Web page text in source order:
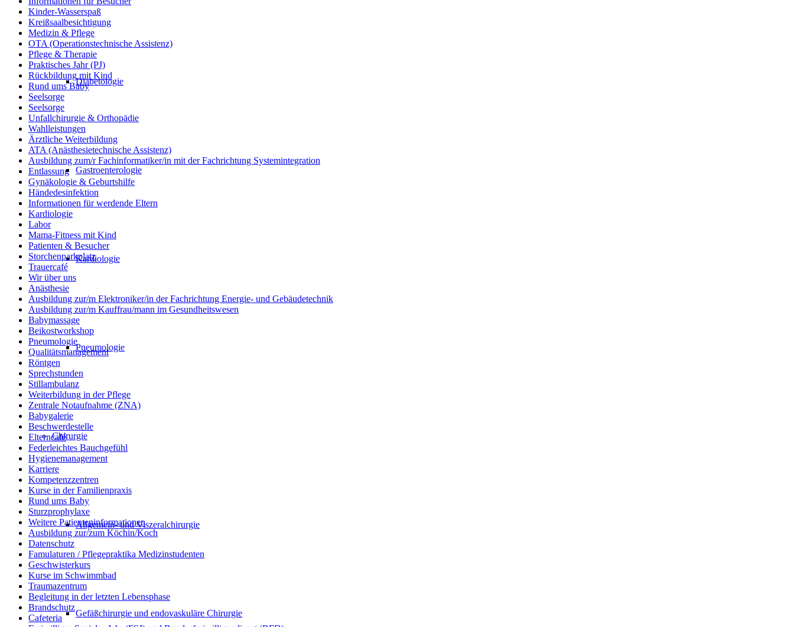
Diabetologie
Gastroenterologie
Kardiologie
Pneumologie
Chirurgie
Allgemein- und Viszeralchirurgie
Gefäßchirurgie und endovaskuläre Chirurgie
Kinder-Wasserspaß
Kreißsaalbesichtigung
Medizin & Pflege
OTA (Operationstechnische Assistenz)
Pflege & Therapie
Praktisches Jahr (PJ)
Rückbildung mit Kind
Rund ums Baby
Seelsorge
Seelsorge
Unfallchirurgie & Orthopädie
Wahlleistungen
Ärztliche Weiterbildung
ATA (Anästhesietechnische Assistenz)
Ausbildung zum/r Fachinformatiker/in mit der Fachrichtung Systemintegration
Entlassung
Gynäkologie & Geburtshilfe
Händedesinfektion
Informationen für werdende Eltern
Kardiologie
Labor
Mama-Fitness mit Kind
Patienten & Besucher
Storchenparkplatz
Trauercafé
Wir über uns
Anästhesie
Ausbildung zur/m Elektroniker/in der Fachrichtung Energie- und Gebäudetechnik
Ausbildung zur/m Kauffrau/mann im Gesundheitswesen
Babymassage
Beikostworkshop
Pneumologie
Qualitätsmanagement
Röntgen
Sprechstunden
Stillambulanz
Weiterbildung in der Pflege
Zentrale Notaufnahme (ZNA)
Babygalerie
Beschwerdestelle
Elterncafé
Federleichtes Bauchgefühl
Hygienemanagement
Karriere
Kompetenzzentren
Kurse in der Familienpraxis
Rund ums Baby
Sturzprophylaxe
Weitere Patienteninformationen
Ausbildung zur/zum Köchin/Koch
Datenschutz
Famulaturen / Pflegepraktika Medizinstudenten
Geschwisterkurs
Kurse im Schwimmbad
Traumazentrum
Begleitung in der letzten Lebensphase
Brandschutz
Cafeteria